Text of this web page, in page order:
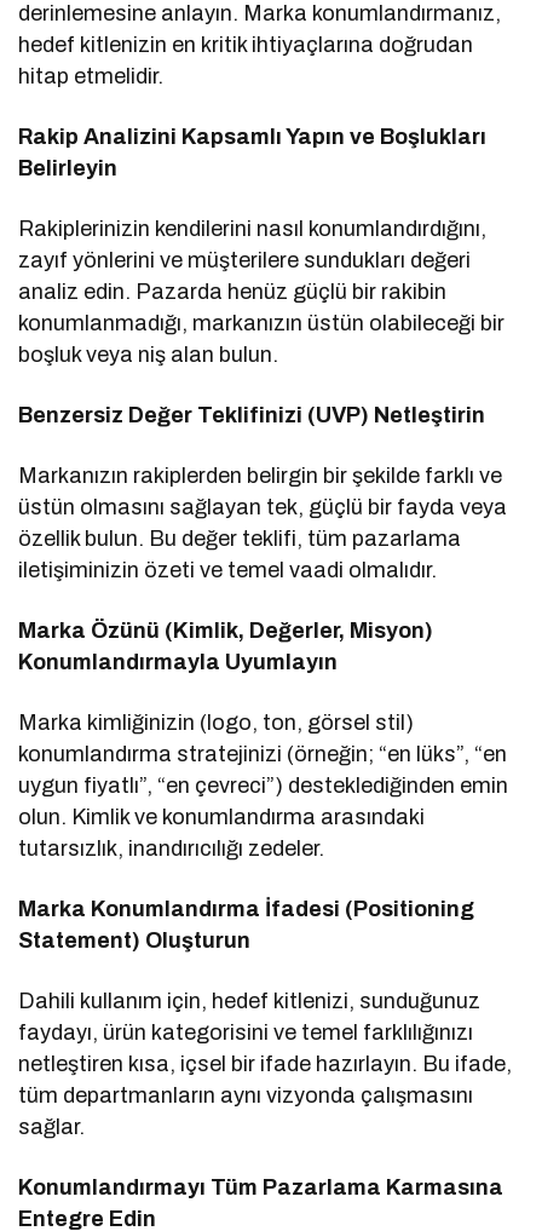
derinlemesine anlayın. Marka konumlandırmanız,
hedef kitlenizin en kritik ihtiyaçlarına doğrudan
hitap etmelidir.
Rakip Analizini Kapsamlı Yapın ve Boşlukları
Belirleyin
Rakiplerinizin kendilerini nasıl konumlandırdığını,
zayıf yönlerini ve müşterilere sundukları değeri
analiz edin. Pazarda henüz güçlü bir rakibin
konumlanmadığı, markanızın üstün olabileceği bir
boşluk veya niş alan bulun.
Benzersiz Değer Teklifinizi (UVP) Netleştirin
Markanızın rakiplerden belirgin bir şekilde farklı ve
üstün olmasını sağlayan tek, güçlü bir fayda veya
özellik bulun. Bu değer teklifi, tüm pazarlama
iletişiminizin özeti ve temel vaadi olmalıdır.
Marka Özünü (Kimlik, Değerler, Misyon)
Konumlandırmayla Uyumlayın
Marka kimliğinizin (logo, ton, görsel stil)
konumlandırma stratejinizi (örneğin; “en lüks”, “en
uygun fiyatlı”, “en çevreci”) desteklediğinden emin
olun. Kimlik ve konumlandırma arasındaki
tutarsızlık, inandırıcılığı zedeler.
Marka Konumlandırma İfadesi (Positioning
Statement) Oluşturun
Dahili kullanım için, hedef kitlenizi, sunduğunuz
faydayı, ürün kategorisini ve temel farklılığınızı
netleştiren kısa, içsel bir ifade hazırlayın. Bu ifade,
tüm departmanların aynı vizyonda çalışmasını
sağlar.
Konumlandırmayı Tüm Pazarlama Karmasına
Entegre Edin